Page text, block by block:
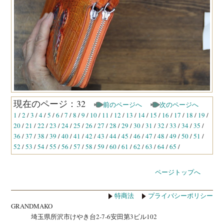
現在のページ：32 前のページへ
次のページへ
1 /2 /3 /4/5 /6 /7 /8 /9 / 10/ 11 / 12 / 13 / 14/ 15 / 16 / 17 / 18 / 19 /
20/21 /22 /23 /24/25 /26 /27 /28 /29 /30/31 /32 /33 /34/35 /
36 /37 /38 /39 /40/41 /42 /43 /44/45 /46 /47 /48 /49 /50/51 /
52 /53 /54/55 /56 /57 /58 /59 /60/61 /62 /63 /64/65 /
ページトップへ
プライバシーポリシー
特商法
GRANDMAKO
埼玉県所沢市けやき台2-7-6安田第3ビル102